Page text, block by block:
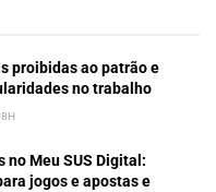
proibidas ao patrão e
no trabalho
no Meu SUS Digital:
jogos e apostas e